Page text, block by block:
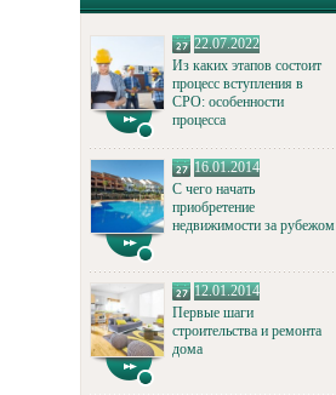
22.07.2022
Из каких этапов состоит
процесс вступления в
СРО: особенности
процесса
16.01.2014
С чего начать
приобретение
недвижимости за рубежом
12.01.2014
Первые шаги
строительства и ремонта
дома